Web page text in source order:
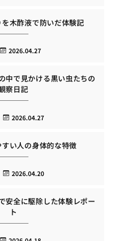
木酢液で防いだ体験記
2026.04.27
中で見かける黒い虫たちの
察日記
2026.04.27
い人の身体的な特徴
2026.04.20
安全に駆除した体験レポー
ト